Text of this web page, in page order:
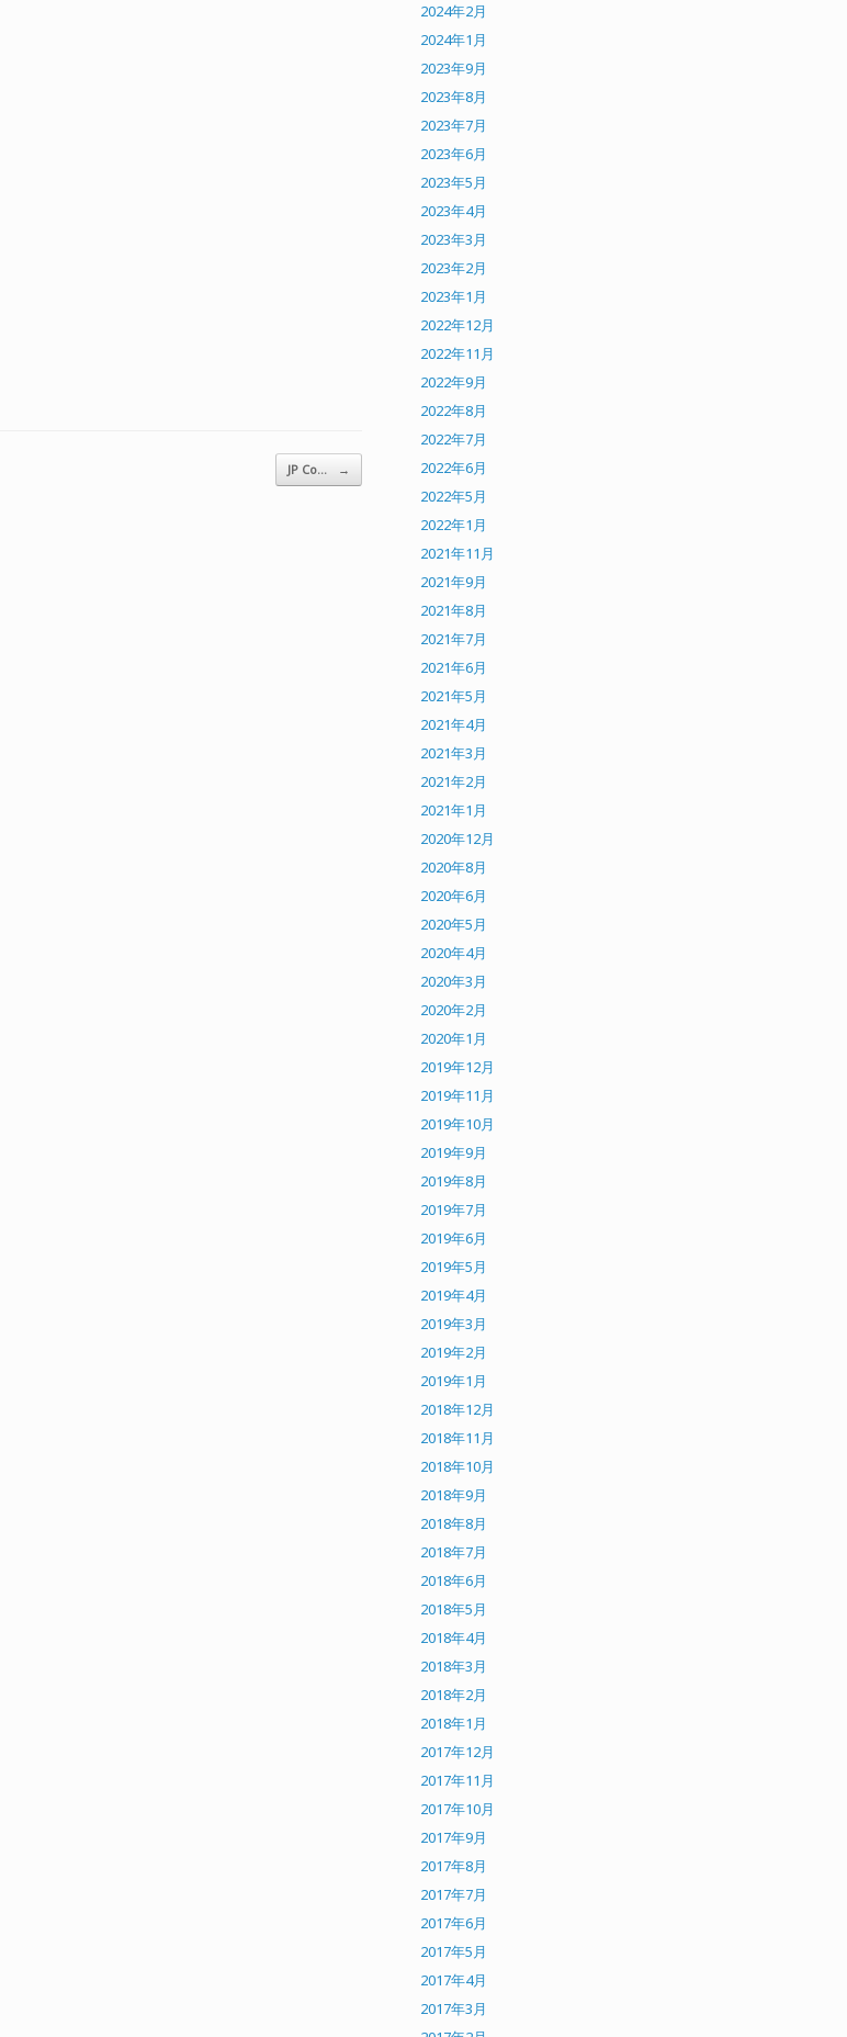
JP Co… →
2024年2月
2024年1月
2023年9月
2023年8月
2023年7月
2023年6月
2023年5月
2023年4月
2023年3月
2023年2月
2023年1月
2022年12月
2022年11月
2022年9月
2022年8月
2022年7月
2022年6月
2022年5月
2022年1月
2021年11月
2021年9月
2021年8月
2021年7月
2021年6月
2021年5月
2021年4月
2021年3月
2021年2月
2021年1月
2020年12月
2020年8月
2020年6月
2020年5月
2020年4月
2020年3月
2020年2月
2020年1月
2019年12月
2019年11月
2019年10月
2019年9月
2019年8月
2019年7月
2019年6月
2019年5月
2019年4月
2019年3月
2019年2月
2019年1月
2018年12月
2018年11月
2018年10月
2018年9月
2018年8月
2018年7月
2018年6月
2018年5月
2018年4月
2018年3月
2018年2月
2018年1月
2017年12月
2017年11月
2017年10月
2017年9月
2017年8月
2017年7月
2017年6月
2017年5月
2017年4月
2017年3月